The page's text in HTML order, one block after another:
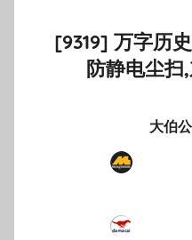
[9319] 万字历
防静电尘扫
大伯